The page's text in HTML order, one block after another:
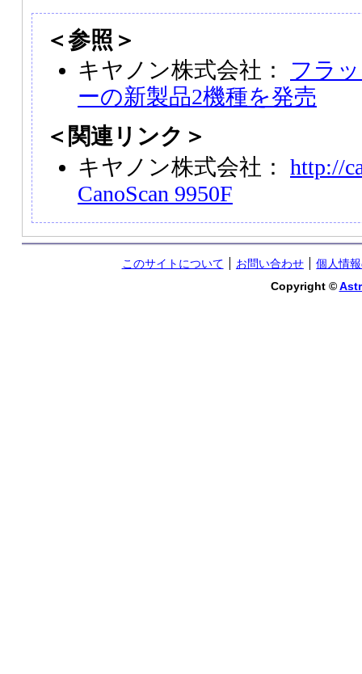
＜参照＞
キヤノン株式会社： フラ
ーの新製品2機種を発売
＜関連リンク＞
キヤノン株式会社： http://
CanoScan 9950F
このサイトについて お問い合わせ
個人情
Copyright ©